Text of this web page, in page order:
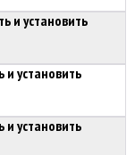
и установить
и установить
и установить